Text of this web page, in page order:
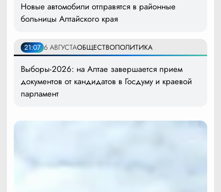
Новые автомобили отправятся в районные
больницы Алтайского края
21:07 6 АВГУСТАОБЩЕСТВОПОЛИТИКА
Выборы-2026: на Алтае завершается прием
документов от кандидатов в Госдуму и краевой
парламент